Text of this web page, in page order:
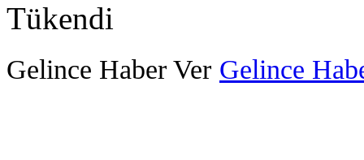
Tükendi
Gelince Haber Ver Gelince